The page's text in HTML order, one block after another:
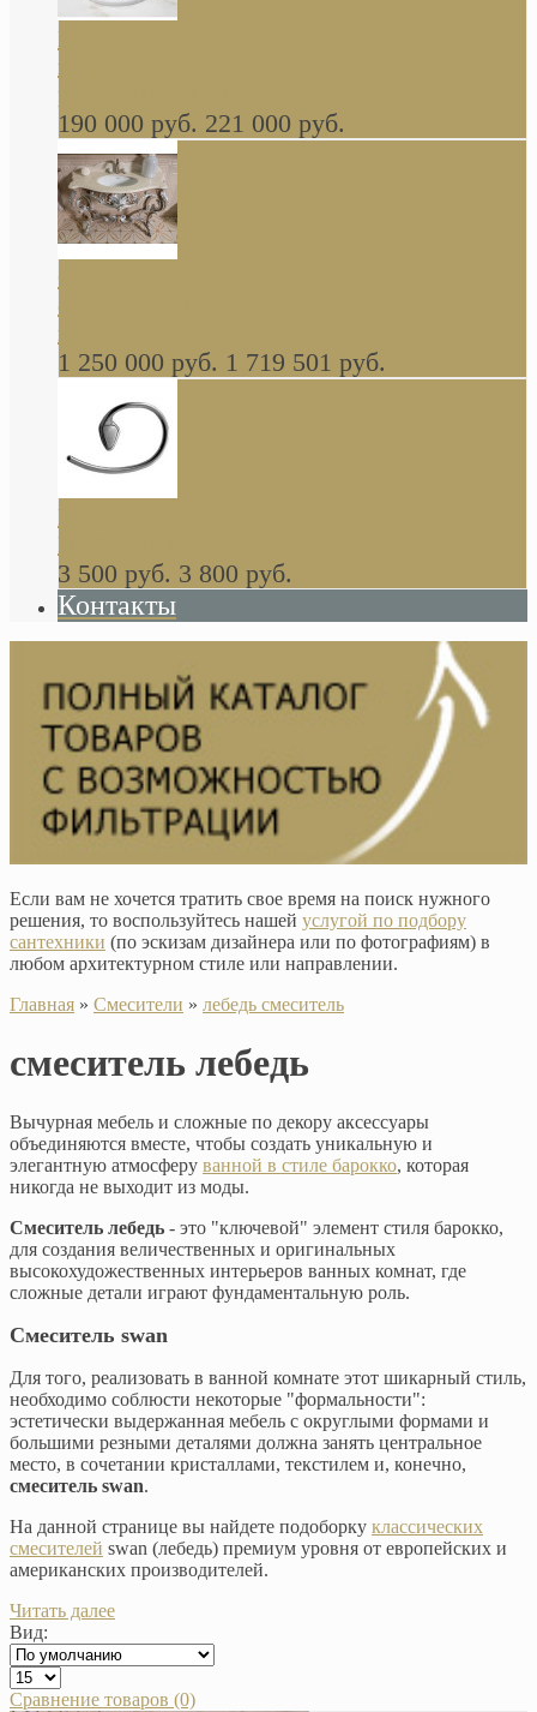
Decorated Bathroom раковина овальная
встраиваемая для ванной с рисунком синяя
роза В НАЛИЧИИ
190 000 руб. 221 000 руб.
стиле барокко, из массива дерева, светло
коричневый матовый окрас + серебро
1 250 000 руб. 1 719 501 руб.
Khala Colombo аксессуары (серия) В
НАЛИЧИИ
3 500 руб. 3 800 руб.
Контакты
Если вам не хочется тратить свое время на поиск нужного
решения, то воспользуйтесь нашей услугой по подбору
сантехники (по эскизам дизайнера или по фотографиям) в
любом архитектурном стиле или направлении.
Главная » Смесители » лебедь смеситель
смеситель лебедь
Вычурная мебель и сложные по декору аксессуары
объединяются вместе, чтобы создать уникальную и
элегантную атмосферу ванной в стиле барокко, которая
никогда не выходит из моды.
Смеситель лебедь - это "ключевой" элемент стиля барокко,
для создания величественных и оригинальных
высокохудожественных интерьеров ванных комнат, где
сложные детали играют фундаментальную роль.
Смеситель swan
Для того, реализовать в ванной комнате этот шикарный стиль,
необходимо соблюсти некоторые "формальности":
эстетически выдержанная мебель с округлыми формами и
большими резными деталями должна занять центральное
место, в сочетании кристаллами, текстилем и, конечно,
смеситель swan.
На данной странице вы найдете подоборку классических
смесителей swan (лебедь) премиум уровня от европейских и
американских производителей.
Читать далее
Вид:
Сравнение товаров (0)